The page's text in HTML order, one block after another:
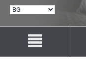
ИЗБИРАНЕ
ЕЗИК
Преминаване
съдържанието
Преминаване
навигацията